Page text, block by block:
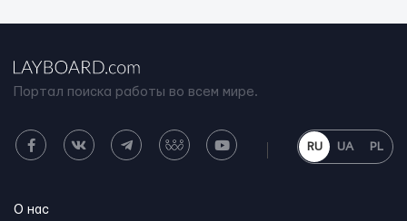
Портал поиска работы во всем мире.
RU UA PL
О нас